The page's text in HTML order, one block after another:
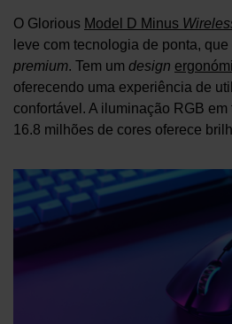
O Glorious Model D Minus
leve com tecnologia de ponta,
premium. Tem um design
oferecendo uma experiência de
confortável. A iluminação RGB
16.8 milhões de cores oferece